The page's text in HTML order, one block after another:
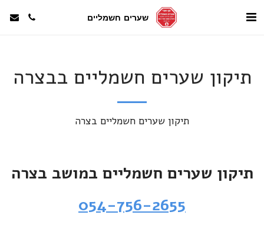
שערים חשמליים
תיקון שערים חשמליים בבצרה
תיקון שערים חשמליים בצרה
תיקון שערים חשמליים במושב בצרה
054-756-2655